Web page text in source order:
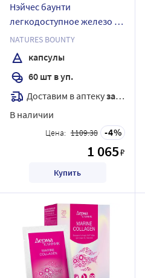
Нэйчес баунти
легкодоступное железо 17
мг 60 шт. капсулы массой
501 мг
NATURES BOUNTY
капсулы
60 шт в уп.
Доставим в аптекузавтра
В наличии
Цена: 1109.38 4
1 065₽
Купить